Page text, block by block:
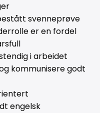
svenneprøve
er en fordel
i arbeidet
kommunisere godt
engelsk